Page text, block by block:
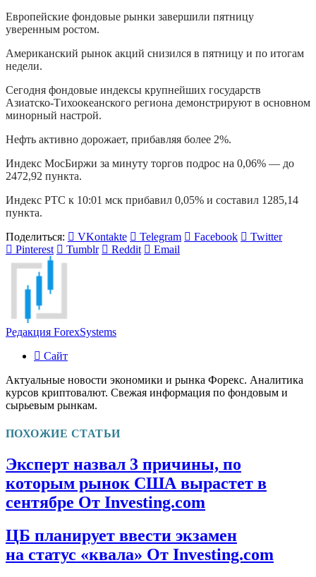
Европейские фондовые рынки завершили пятницу
уверенным ростом.
Американский рынок акций снизился в пятницу и по итогам
недели.
Сегодня фондовые индексы крупнейших государств
Азиатско-Тихоокеанского региона демонстрируют в основном
минорный настрой.
Нефть активно дорожает, прибавляя более 2%.
Индекс МосБиржи за минуту торгов подрос на 0,06% — до
2472,92 пункта.
Индекс РТС к 10:01 мск прибавил 0,05% и составил 1285,14
пункта.
Поделиться:
VKontakte Telegram Facebook
Twitter
Pinterest
Tumblr Reddit Email
Редакция ForexSystems
Сайт
Актуальные новости экономики и рынка Форекс. Аналитика
курсов криптовалют. Свежая информация по фондовым и
сырьевым рынкам.
ПОХОЖИЕ СТАТЬИ
Эксперт назвал 3 причины, по
которым рынок США вырастет в
сентябре От Investing.com
ЦБ планирует ввести экзамен
на статус «квала» От Investing.com